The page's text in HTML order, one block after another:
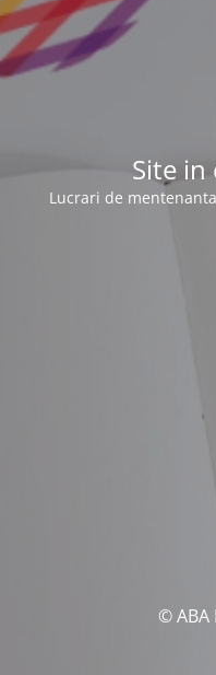
Site
Lucrari de
© ABA